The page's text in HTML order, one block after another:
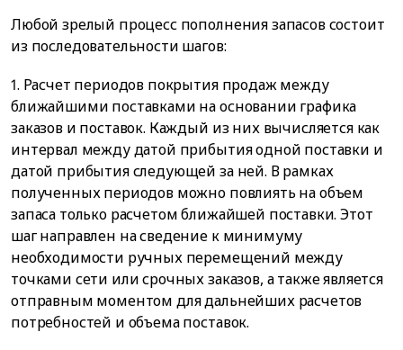
Любой зрелый процесс пополнения запасов состоит
из последовательности шагов:
1. Расчет периодов покрытия продаж между
ближайшими поставками на основании графика
заказов и поставок. Каждый из них вычисляется как
интервал между датой прибытия одной поставки и
датой прибытия следующей за ней. В рамках
полученных периодов можно повлиять на объем
запаса только расчетом ближайшей поставки. Этот
шаг направлен на сведение к минимуму
необходимости ручных перемещений между
точками сети или срочных заказов, а также является
отправным моментом для дальнейших расчетов
потребностей и объема поставок.